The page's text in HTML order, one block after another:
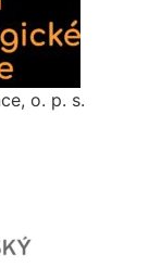
o. p. s.